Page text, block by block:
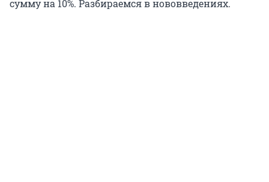
сумму на 10%. Разбираемся в нововведениях.